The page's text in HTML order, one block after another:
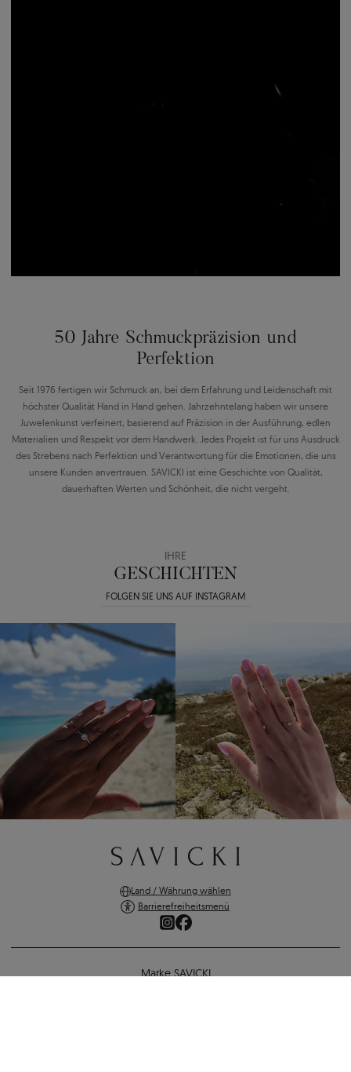
50 Jahre Schmuckpräzision und
Perfektion
Seit 1976 fertigen wir Schmuck an, bei dem Erfahrung und Leidenschaft mit
höchster Qualität Hand in Hand gehen. Jahrzehntelang haben wir unsere
Juwelenkunst verfeinert, basierend auf Präzision in der Ausführung, edlen
Materialien und Respekt vor dem Handwerk. Jedes Projekt ist für uns Ausdruck
des Strebens nach Perfektion und Verantwortung für die Emotionen, die uns
unsere Kunden anvertrauen. SAVICKI ist eine Geschichte von Qualität,
dauerhaften Werten und Schönheit, die nicht vergeht.
IHRE
GESCHICHTEN
FOLGEN SIE UNS AUF INSTAGRAM
Land / Währung wählen
Barrierefreiheitsmenü
Marke SAVICKI